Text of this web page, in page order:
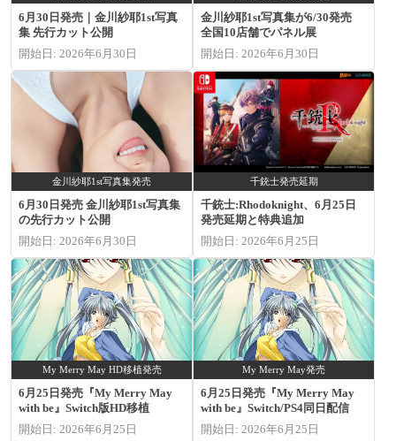
6月30日発売｜金川紗耶1st写真
集 先行カット公開
開始日: 2026年6月30日
金川紗耶1st写真集が6/30発売
全国10店舗でパネル展
開始日: 2026年6月30日
金川紗耶1st写真集発売
6月30日発売 金川紗耶1st写真集
の先行カット公開
開始日: 2026年6月30日
千銃士発売延期
千銃士:Rhodoknight、6月25日
発売延期と特典追加
開始日: 2026年6月25日
My Merry May HD移植発売
6月25日発売『My Merry May
with be』Switch版HD移植
開始日: 2026年6月25日
My Merry May発売
6月25日発売『My Merry May
with be』Switch/PS4同日配信
開始日: 2026年6月25日